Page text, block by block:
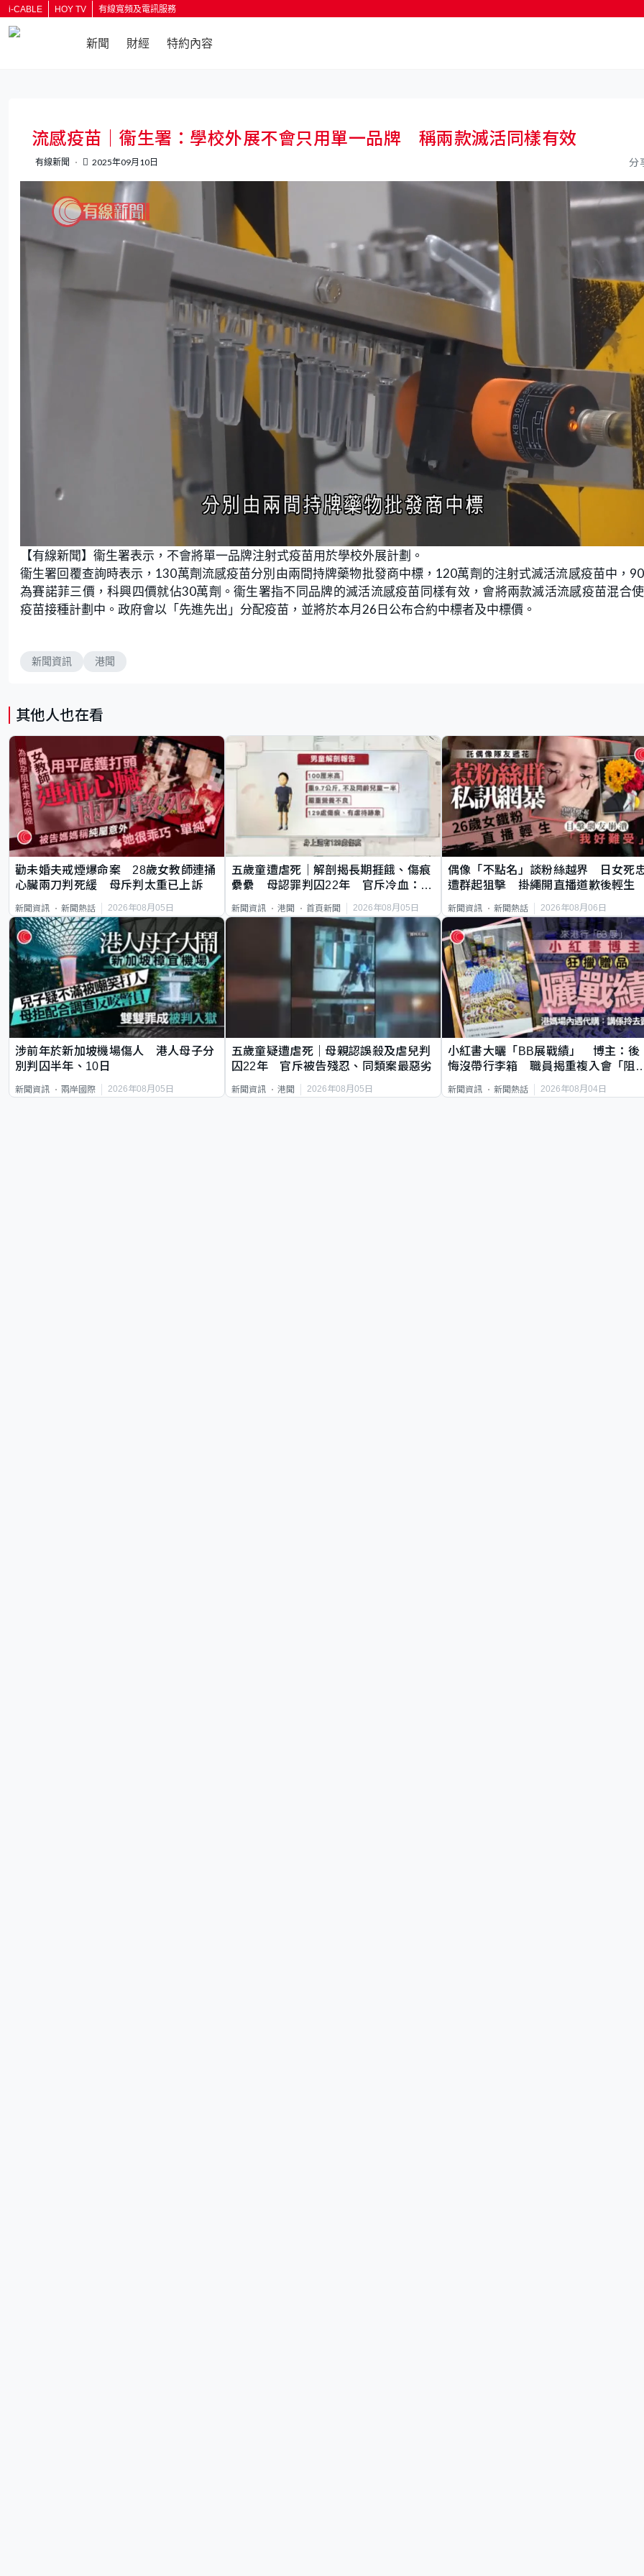
i-CABLE HOY TV 有線寬頻及電訊服務
新聞 財經 特約內容
流感疫苗｜衞生署：學校外展不會只用單一品牌 稱兩款滅活同樣有效
有線新聞 2025年09月10日 分
n
m
u
t
e
e
d
:
6
.
2
5
【有線新聞】衞生署表示，不會將單一品牌注射式疫苗用於學校外展計劃。
衞生署回覆查詢時表示，130萬劑流感疫苗分別由兩間持牌藥物批發商中標，120萬劑的注射式滅活流感疫苗中，
為賽諾菲三價，科興四價就佔30萬劑。衞生署指不同品牌的滅活流感疫苗同樣有效，會將兩款滅活流感疫苗混合
疫苗接種計劃中。政府會以「先進先出」分配疫苗，並將於本月26日公布合約中標者及中標價。
新聞資訊 港聞
其他人也在看
勸未婚夫戒煙爆命案 28歲女教師連捅
心臟兩刀判死緩 母斥判太重已上訴
新聞資訊 新聞熱話 2026年08月05日
五歲童遭虐死｜解剖揭長期捱餓、傷痕
纍纍 母認罪判囚22年 官斥冷血：同
新聞資訊 港聞 首頁新聞 2026年08月05日
偶像「不點名」談粉絲越界 日女死
遭群起狙擊 掛繩開直播道歉後輕生
新聞資訊 新聞熱話 2026年08月06日
涉前年於新加坡機場傷人 港人母子分
別判囚半年、10日
新聞資訊 兩岸國際 2026年08月05日
五歲童疑遭虐死｜母親認誤殺及虐兒判
囚22年 官斥被告殘忍、同類案最惡劣
新聞資訊 港聞 2026年08月05日
小紅書大曬「BB展戰績」 博主：後
悔沒帶行李箱 職員揭重複入會「阻
新聞資訊 新聞熱話 2026年08月04日